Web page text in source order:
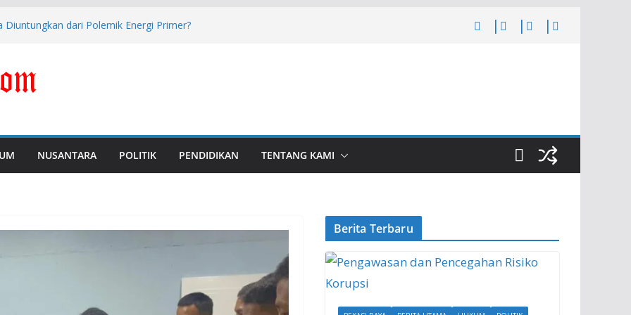
Diuntungkan dari Polemik Energi Primer?
Dugaan Korupsi Digitalisasi SPBU
Libatkan Masyarakat dalam Sosialisasi
NUSANTARA POLITIK PENDIDIKAN TENTANG KAMI
Berita Terbaru